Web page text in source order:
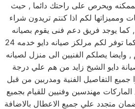
ويحرص على راحتك دائما , حيث
ومميزاتها لكم اذا كنتم تريدون شراء
كما يوجد فريق دعم فنى يقوم بصيانه
جميع الاجهزه الكهربائيه, كما توفر لكم مرلكز صيانه دايو خدمه 24
يصلكم الفنيين الى منزل لصيانه
دايو الشيخ زايد من هم علي درجة
جميع التفاصيل الفنية ومدربين من قبل
الماركات مهندسين وفنيين للقيام بجميع
متجدد علي جميع الاعطال بالاضافة